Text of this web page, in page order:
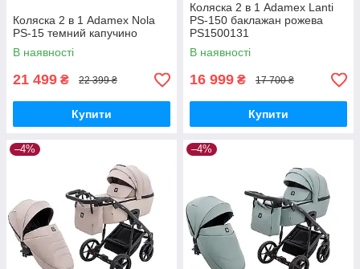
Коляска 2 в 1 Adamex Nola
PS-15 темний капучино
В наявності
21 499 ₴ 22 399 ₴
Купити
Коляска 2 в 1 Adamex Lanti
PS-150 баклажан рожева
PS1500131
В наявності
16 999 ₴ 17 700 ₴
Купити
–4% –4%